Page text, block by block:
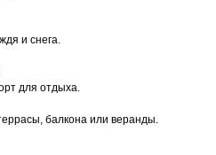
и снега.
для отдыхa.
балкона или веранды.